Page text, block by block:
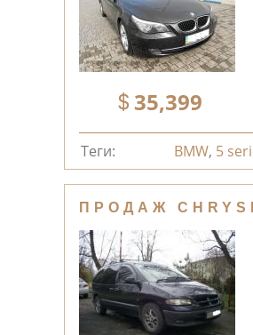
35,399
Теги: BMW, 5
ПРОДАЖ